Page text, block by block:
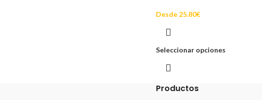
Desde 25.80€
Seleccionar opciones
Productos